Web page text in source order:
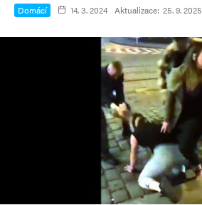
Domácí 14. 3. 2024 Aktualizace: 25. 9. 2025